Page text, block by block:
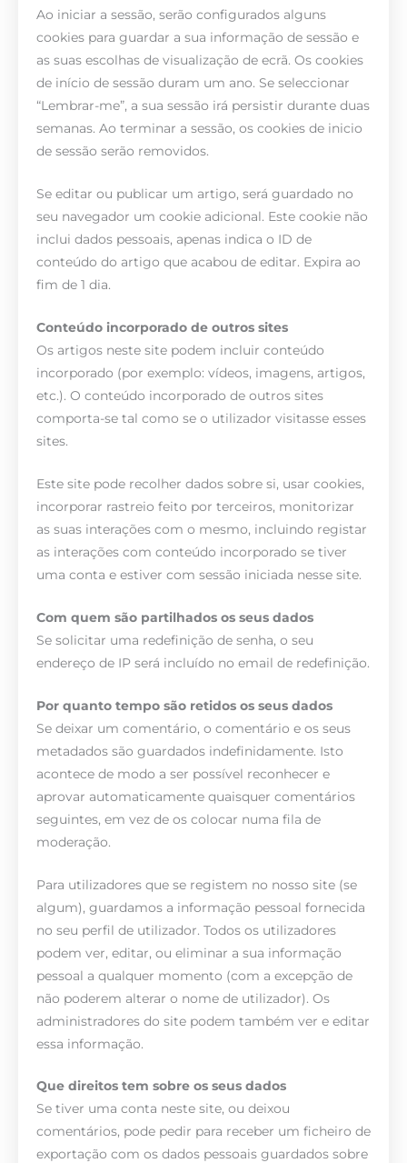
Ao iniciar a sessão, serão configurados alguns
cookies para guardar a sua informação de sessão e
as suas escolhas de visualização de ecrã. Os cookies
de início de sessão duram um ano. Se seleccionar
“Lembrar-me”, a sua sessão irá persistir durante duas
semanas. Ao terminar a sessão, os cookies de inicio
de sessão serão removidos.
Se editar ou publicar um artigo, será guardado no
seu navegador um cookie adicional. Este cookie não
inclui dados pessoais, apenas indica o ID de
conteúdo do artigo que acabou de editar. Expira ao
fim de 1 dia.
Conteúdo incorporado de outros sites
Os artigos neste site podem incluir conteúdo
incorporado (por exemplo: vídeos, imagens, artigos,
etc.). O conteúdo incorporado de outros sites
comporta-se tal como se o utilizador visitasse esses
sites.
Este site pode recolher dados sobre si, usar cookies,
incorporar rastreio feito por terceiros, monitorizar
as suas interações com o mesmo, incluindo registar
as interações com conteúdo incorporado se tiver
uma conta e estiver com sessão iniciada nesse site.
Com quem são partilhados os seus dados
Se solicitar uma redefinição de senha, o seu
endereço de IP será incluído no email de redefinição.
Por quanto tempo são retidos os seus dados
Se deixar um comentário, o comentário e os seus
metadados são guardados indefinidamente. Isto
acontece de modo a ser possível reconhecer e
aprovar automaticamente quaisquer comentários
seguintes, em vez de os colocar numa fila de
moderação.
Para utilizadores que se registem no nosso site (se
algum), guardamos a informação pessoal fornecida
no seu perfil de utilizador. Todos os utilizadores
podem ver, editar, ou eliminar a sua informação
pessoal a qualquer momento (com a excepção de
não poderem alterar o nome de utilizador). Os
administradores do site podem também ver e editar
essa informação.
Que direitos tem sobre os seus dados
Se tiver uma conta neste site, ou deixou
comentários, pode pedir para receber um ficheiro de
exportação com os dados pessoais guardados sobre